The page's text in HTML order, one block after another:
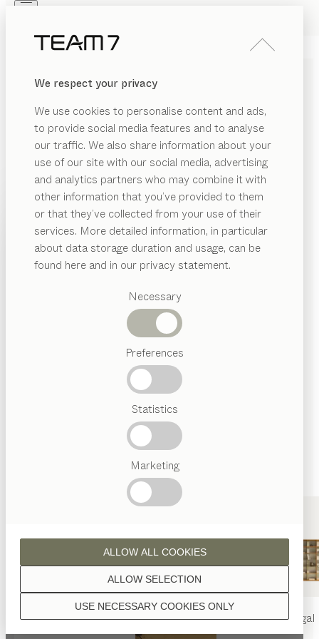
We respect your privacy
We use cookies to personalise content and ads,
to provide social media features and to analyse
our traffic. We also share information about your
use of our site with our social media, advertising
and analytics partners who may combine it with
other information that you’ve provided to them
or that they’ve collected from your use of their
services. More detailed information, in particular
about data storage duration and usage, can be
found here and in our privacy statement.
Necessary
Preferences
Statistics
Marketing
USE NECESSARY COOKIES ONLY
ALLOW SELECTION
ALLOW ALL COOKIES
PRODUKTE
INSPIRATION
HÄNDLER
Vorgeschlagene
Kategorien
Österreichisches
Handwerk
nyaTisch nyaStuhl filignoRegal
PRODUKTE
INSPIRATION
ÜBER UNS
filignoSIDEBOARDS
von Dominik Tesseraux
Variantenreich arrangierte Sideboards, fein umhüllt von
edlem Naturholz: filigno steht für unerreicht zarte
Materialstärken, geschaffen durch handwerkliche
Kunstfertigkeit und technische Exzellenz.
HÄNDLER FINDEN
HOLZARTEN
Wenn nicht anders angeführt, werden alle
Holzoberflächen mit reinem Naturöl veredelt.